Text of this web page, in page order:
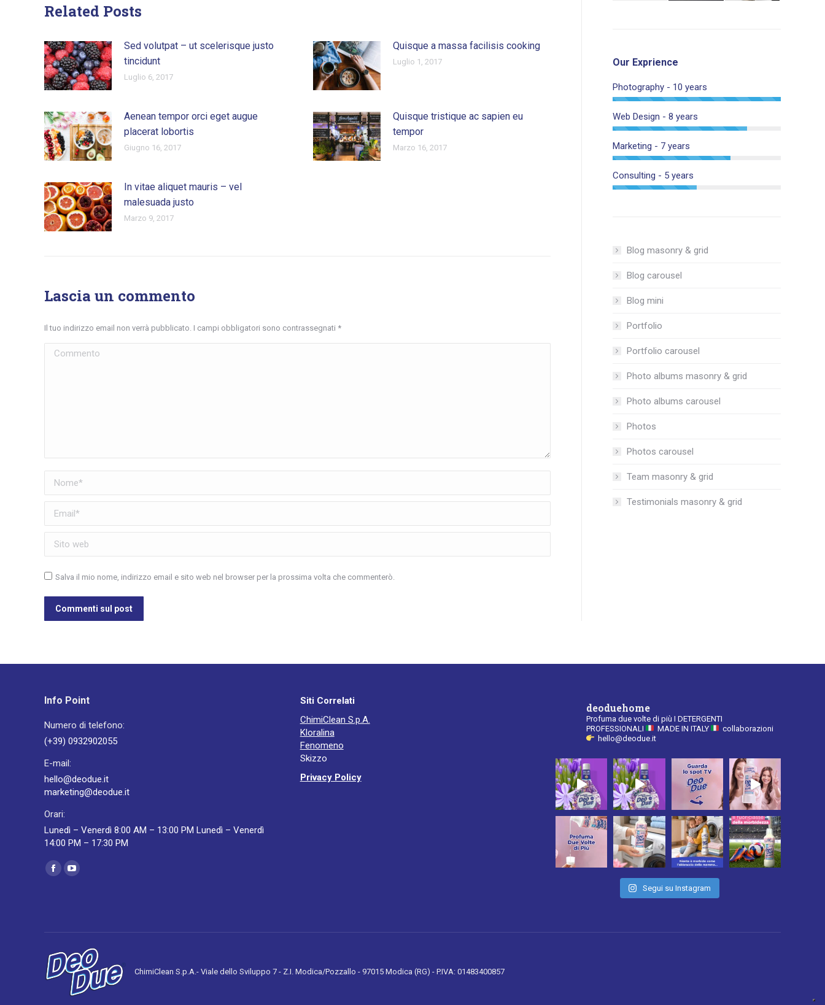
Related Posts
Sed volutpat – ut scelerisque justo
tincidunt
Luglio 6, 2017
Quisque a massa facilisis cooking
Luglio 1, 2017
Aenean tempor orci eget augue
placerat lobortis
Giugno 16, 2017
Quisque tristique ac sapien eu
tempor
Marzo 16, 2017
In vitae aliquet mauris – vel
malesuada justo
Marzo 9, 2017
Lascia un commento
Il tuo indirizzo email non verrà pubblicato. I campi obbligatori sono contrassegnati *
Commento
Nome *
Email *
Sito web
Salva il mio nome, indirizzo email e sito web nel browser per la prossima volta che commenterò.
Commenti sul post
Our Exprience
Photography - 10 years
Web Design - 8 years
Marketing - 7 years
Consulting - 5 years
Blog masonry & grid
Blog carousel
Blog mini
Portfolio
Portfolio carousel
Photo albums masonry & grid
Photo albums carousel
Photos
Photos carousel
Team masonry & grid
Testimonials masonry & grid
Info Point
Numero di telefono:
(+39) 0932902055
E-mail:
hello@deodue.it
marketing@deodue.it
Orari:
Lunedì – Venerdì 8:00 AM – 13:00 PM Lunedì – Venerdì
14:00 PM – 17:30 PM
Ci puoi trovare su:
Facebook
window
YouTube
window
Siti Correlati
ChimiClean S.p.A.
Kloralina
Fenomeno
Skizzo
Privacy Policy
deoduehome
Profuma due volte di più I DETERGENTI
PROFESSIONALI
MADE IN ITALY
collaborazioni
hello@deodue.it
Segui su Instagram
ChimiClean S.p.A.- Viale dello Sviluppo 7 - Z.I. Modica/Pozzallo - 97015 Modica (RG) - P.IVA: 01483400857